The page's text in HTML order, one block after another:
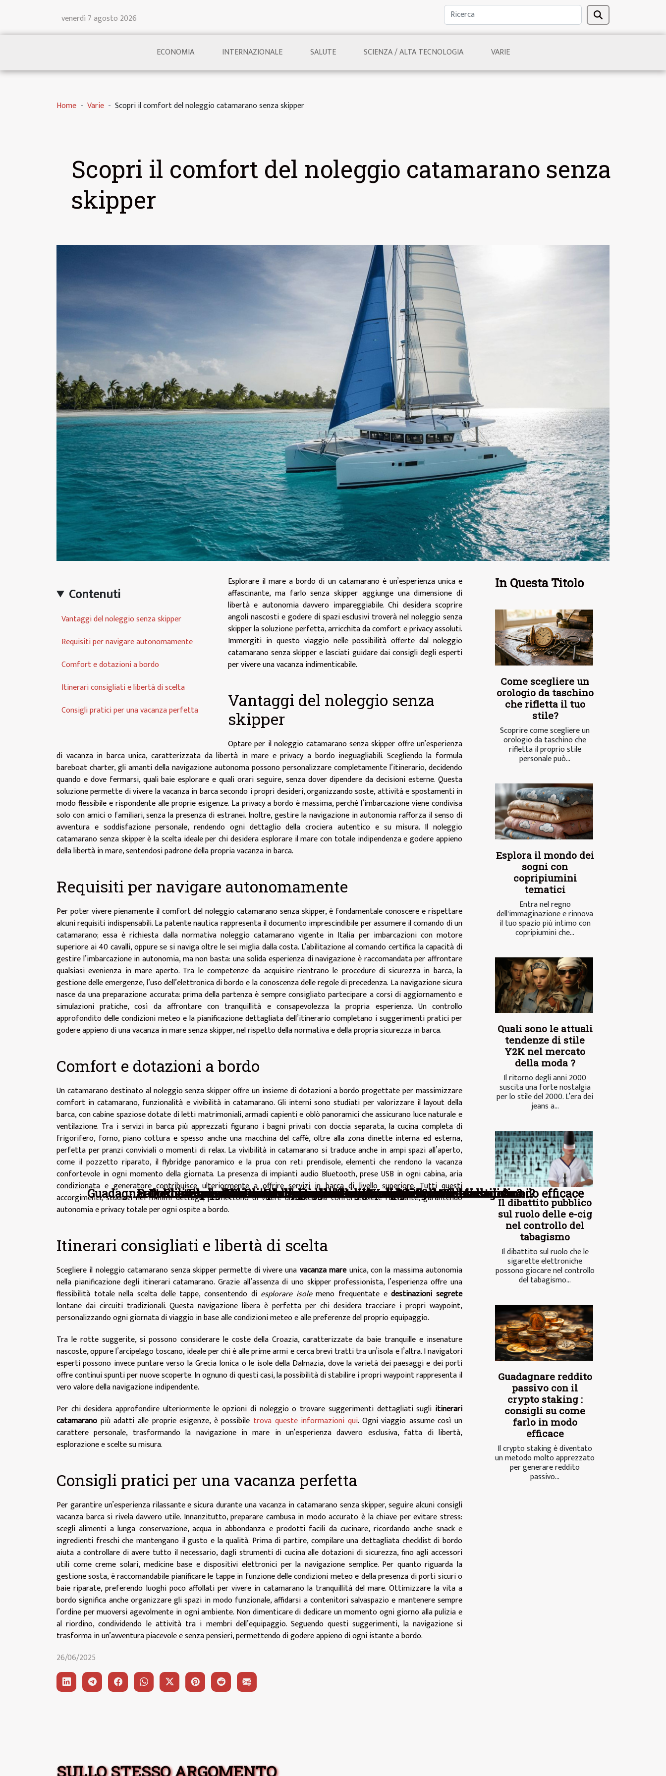
venerdì 7 agosto 2026
ECONOMIA INTERNAZIONALE SALUTE SCIENZA / ALTA TECNOLOGIA VARIE
Home Varie Scopri il comfort del noleggio catamarano senza skipper
Scopri il comfort del noleggio catamarano senza
skipper
Contenuti
Vantaggi del noleggio senza skipper
Requisiti per navigare autonomamente
Comfort e dotazioni a bordo
Itinerari consigliati e libertà di scelta
Consigli pratici per una vacanza perfetta
Esplorare il mare a bordo di un catamarano è un’esperienza unica e
affascinante, ma farlo senza skipper aggiunge una dimensione di
libertà e autonomia davvero impareggiabile. Chi desidera scoprire
angoli nascosti e godere di spazi esclusivi troverà nel noleggio senza
skipper la soluzione perfetta, arricchita da comfort e privacy assoluti.
Immergiti in questo viaggio nelle possibilità offerte dal noleggio
catamarano senza skipper e lasciati guidare dai consigli degli esperti
per vivere una vacanza indimenticabile.
Vantaggi del noleggio senza
skipper
Optare per il noleggio catamarano senza skipper offre un’esperienza
di vacanza in barca unica, caratterizzata da libertà in mare e privacy a bordo ineguagliabili. Scegliendo la formula
bareboat charter, gli amanti della navigazione autonoma possono personalizzare completamente l’itinerario, decidendo
quando e dove fermarsi, quali baie esplorare e quali orari seguire, senza dover dipendere da decisioni esterne. Questa
soluzione permette di vivere la vacanza in barca secondo i propri desideri, organizzando soste, attività e spostamenti in
modo flessibile e rispondente alle proprie esigenze. La privacy a bordo è massima, perché l’imbarcazione viene condivisa
solo con amici o familiari, senza la presenza di estranei. Inoltre, gestire la navigazione in autonomia rafforza il senso di
avventura e soddisfazione personale, rendendo ogni dettaglio della crociera autentico e su misura. Il noleggio
catamarano senza skipper è la scelta ideale per chi desidera esplorare il mare con totale indipendenza e godere appieno
della libertà in mare, sentendosi padrone della propria vacanza in barca.
Requisiti per navigare autonomamente
Per poter vivere pienamente il comfort del noleggio catamarano senza skipper, è fondamentale conoscere e rispettare
alcuni requisiti indispensabili. La patente nautica rappresenta il documento imprescindibile per assumere il comando di un
catamarano; essa è richiesta dalla normativa noleggio catamarano vigente in Italia per imbarcazioni con motore
superiore ai 40 cavalli, oppure se si naviga oltre le sei miglia dalla costa. L’abilitazione al comando certifica la capacità di
gestire l’imbarcazione in autonomia, ma non basta: una solida esperienza di navigazione è raccomandata per affrontare
qualsiasi evenienza in mare aperto. Tra le competenze da acquisire rientrano le procedure di sicurezza in barca, la
gestione delle emergenze, l’uso dell’elettronica di bordo e la conoscenza delle regole di precedenza. La navigazione sicura
nasce da una preparazione accurata: prima della partenza è sempre consigliato partecipare a corsi di aggiornamento e
simulazioni pratiche, così da affrontare con tranquillità e consapevolezza la propria esperienza. Un controllo
approfondito delle condizioni meteo e la pianificazione dettagliata dell’itinerario completano i suggerimenti pratici per
godere appieno di una vacanza in mare senza skipper, nel rispetto della normativa e della propria sicurezza in barca.
Comfort e dotazioni a bordo
Un catamarano destinato al noleggio senza skipper offre un insieme di dotazioni a bordo progettate per massimizzare
comfort in catamarano, funzionalità e vivibilità in catamarano. Gli interni sono studiati per valorizzare il layout della
barca, con cabine spaziose dotate di letti matrimoniali, armadi capienti e oblò panoramici che assicurano luce naturale e
ventilazione. Tra i servizi in barca più apprezzati figurano i bagni privati con doccia separata, la cucina completa di
frigorifero, forno, piano cottura e spesso anche una macchina del caffè, oltre alla zona dinette interna ed esterna,
perfetta per pranzi conviviali o momenti di relax. La vivibilità in catamarano si traduce anche in ampi spazi all’aperto,
come il pozzetto riparato, il flybridge panoramico e la prua con reti prendisole, elementi che rendono la vacanza
confortevole in ogni momento della giornata. La presenza di impianti audio Bluetooth, prese USB in ogni cabina, aria
condizionata e generatore contribuisce ulteriormente a offrire servizi in barca di livello superiore. Tutti questi
accorgimenti, studiati nei minimi dettagli, permettono di vivere una vacanza confortevole e rilassante, garantendo
autonomia e privacy totale per ogni ospite a bordo.
Itinerari consigliati e libertà di scelta
Scegliere il noleggio catamarano senza skipper permette di vivere una vacanza mareunica, con la massima autonomia
nella pianificazione degli itinerari catamarano. Grazie all’assenza di uno skipper professionista, l’esperienza offre una
flessibilità totale nella scelta delle tappe, consentendo di esplorare isolemeno frequentate edestinazioni segrete
lontane dai circuiti tradizionali. Questa navigazione libera è perfetta per chi desidera tracciare i propri waypoint,
personalizzando ogni giornata di viaggio in base alle condizioni meteo e alle preferenze del proprio equipaggio.
Tra le rotte suggerite, si possono considerare le coste della Croazia, caratterizzate da baie tranquille e insenature
nascoste, oppure l’arcipelago toscano, ideale per chi è alle prime armi e cerca brevi tratti tra un’isola e l’altra. I navigatori
esperti possono invece puntare verso la Grecia Ionica o le isole della Dalmazia, dove la varietà dei paesaggi e dei porti
offre continui spunti per nuove scoperte. In ognuno di questi casi, la possibilità di stabilire i propri waypoint rappresenta il
vero valore della navigazione indipendente.
Per chi desidera approfondire ulteriormente le opzioni di noleggio o trovare suggerimenti dettagliati sugli itinerari
catamarano più adatti alle proprie esigenze, è possibile trova queste informazioni qui. Ogni viaggio assume così un
carattere personale, trasformando la navigazione in mare in un’esperienza davvero esclusiva, fatta di libertà,
esplorazione e scelte su misura.
Consigli pratici per una vacanza perfetta
Per garantire un’esperienza rilassante e sicura durante una vacanza in catamarano senza skipper, seguire alcuni consigli
vacanza barca si rivela davvero utile. Innanzitutto, preparare cambusa in modo accurato è la chiave per evitare stress:
scegli alimenti a lunga conservazione, acqua in abbondanza e prodotti facili da cucinare, ricordando anche snack e
ingredienti freschi che mantengano il gusto e la qualità. Prima di partire, compilare una dettagliata checklist di bordo
aiuta a controllare di avere tutto il necessario, dagli strumenti di cucina alle dotazioni di sicurezza, fino agli accessori
utili come creme solari, medicine base e dispositivi elettronici per la navigazione semplice. Per quanto riguarda la
gestione sosta, è raccomandabile pianificare le tappe in funzione delle condizioni meteo e della presenza di porti sicuri o
baie riparate, preferendo luoghi poco affollati per vivere in catamarano la tranquillità del mare. Ottimizzare la vita a
bordo significa anche organizzare gli spazi in modo funzionale, affidarsi a contenitori salvaspazio e mantenere sempre
l’ordine per muoversi agevolmente in ogni ambiente. Non dimenticare di dedicare un momento ogni giorno alla pulizia e
al riordino, condividendo le attività tra i membri dell’equipaggio. Seguendo questi suggerimenti, la navigazione si
trasforma in un’avventura piacevole e senza pensieri, permettendo di godere appieno di ogni istante a bordo.
26/06/2025
In Questa Titolo
Come scegliere un
orologio da taschino
che rifletta il tuo
stile?
Scoprire come scegliere un
orologio da taschino che
rifletta il proprio stile
personale può...
Esplora il mondo dei
sogni con
copripiumini
tematici
Entra nel regno
dell'immaginazione e rinnova
il tuo spazio più intimo con
copripiumini che...
Quali sono le attuali
tendenze di stile
Y2K nel mercato
della moda ?
Il ritorno degli anni 2000
suscita una forte nostalgia
per lo stile del 2000. L’era dei
jeans a...
Il dibattito pubblico
sul ruolo delle e-cig
nel controllo del
tabagismo
Il dibattito sul ruolo che le
sigarette elettroniche
possono giocare nel controllo
del tabagismo...
Guadagnare reddito
passivo con il
crypto staking :
consigli su come
farlo in modo
efficace
Il crypto staking è diventato
un metodo molto apprezzato
per generare reddito
passivo...
SULLO STESSO ARGOMENTO
Come scegliere un orologio da taschino che rifletta il tuo stile?
Esplora il mondo dei sogni con copripiumini tematici
Quali sono le attuali tendenze di stile Y2K nel mercato della moda ?
Il dibattito pubblico sul ruolo delle e-cig nel controllo del tabagismo
Guadagnare reddito passivo con il crypto staking : consigli su come farlo in modo efficace
Quali sono le migliori ricette di brownie?
Batteria solare esterna: perché è una buona scelta durante le escursioni?
Cosa c'è da sapere sul tamburo a lingua?
Perché usare il cashmere?
Come disegnare con il computer?